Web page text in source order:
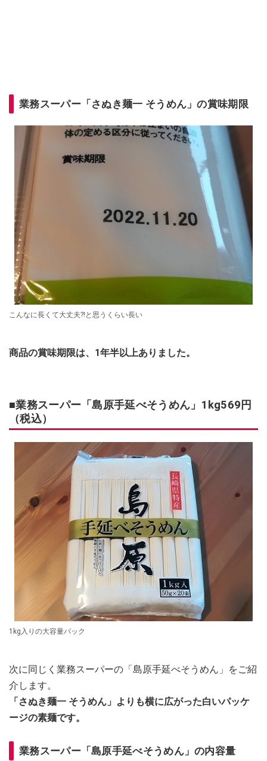
業務スーパー「さぬき麺一 そうめん」の賞味期限
こんなに長くて大丈夫?!と思うくらい長い
商品の賞味期限は、1年半以上ありました。
■業務スーパー「島原手延べそうめん」 1kg569円
（税込）
1kg入りの大容量パック
次に同じく業務スーパーの「島原手延べそうめん」をご紹
介します。
「さぬき麺一 そうめん」よりも横に広がった白いパッケ
ージの素麺です。
業務スーパー「島原手延べそうめん」の内容量